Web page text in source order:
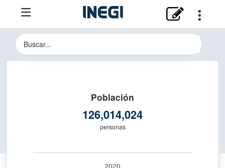
Instituto Nacional de Estadística y
Buscador del Sitio del INEGI
Población
126,014,024
personas